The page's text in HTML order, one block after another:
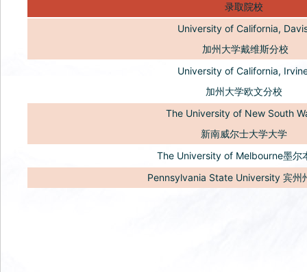
录取院校
University of California,
加州大学戴维斯分校
University of California,
加州大学欧文分校
The University of New South
新南威尔士大学大学
The University of Melbourne墨尔
Pennsylvania State University宾州